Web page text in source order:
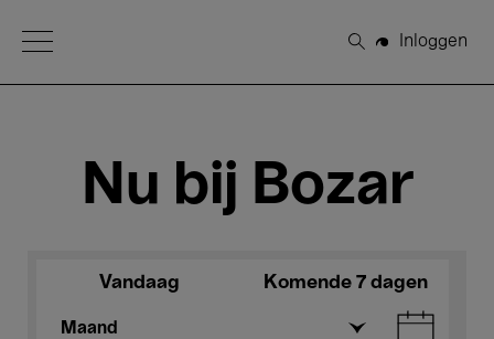
Open Menu
Zoeken
Inloggen
Nu bij Bozar
Vandaag Komende 7 dagen
Maand